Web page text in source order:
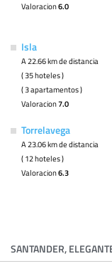
Valoracion6.0
Isla
A 22.66 km de distancia
( 35 hoteles )
( 3 apartamentos )
Valoracion7.0
Torrelavega
A 23.06 km de distancia
( 12 hoteles )
Valoracion6.3
SANTANDER,